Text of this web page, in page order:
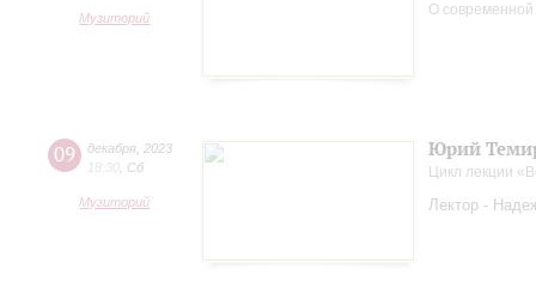
Музиторий О
09 декабря 2023
18:30 Сб
Музиторий
Юрий
Цикл лекции
Лектор -